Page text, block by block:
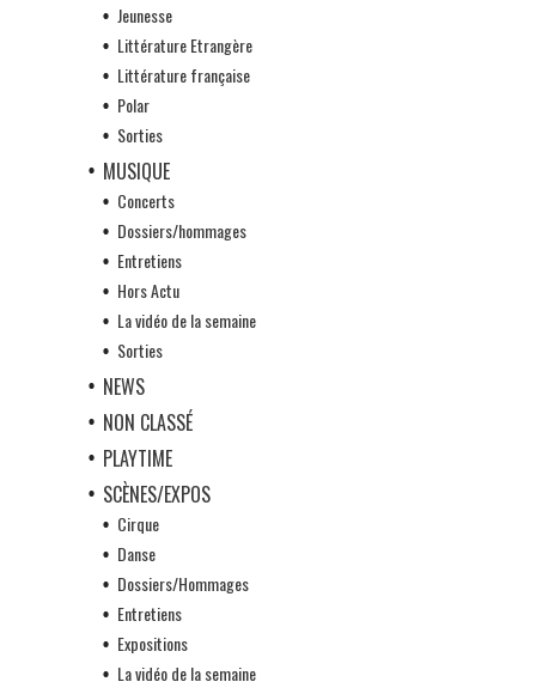
Jeunesse
Littérature Etrangère
Littérature française
Polar
Sorties
MUSIQUE
Concerts
Dossiers/hommages
Entretiens
Hors Actu
La vidéo de la semaine
Sorties
NEWS
NON CLASSÉ
PLAYTIME
SCÈNES/EXPOS
Cirque
Danse
Dossiers/Hommages
Entretiens
Expositions
La vidéo de la semaine